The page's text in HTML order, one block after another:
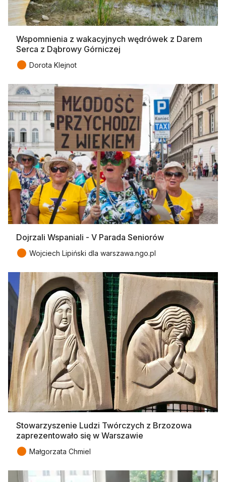
Wspomnienia z wakacyjnych wędrówek z Darem
Serca z Dąbrowy Górniczej
● Dorota Klejnot
Dojrzali Wspaniali - V Parada Seniorów
● Wojciech Lipiński dla warszawa.ngo.pl
Stowarzyszenie Ludzi Twórczych z Brzozowa
zaprezentowało się w Warszawie
● Małgorzata Chmiel